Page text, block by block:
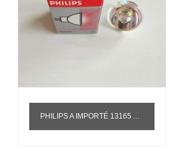
PHILIPS A IMPORTÉ 13165 AMPOULE POLYMÉRISÉE 14V35W DENTAIRE LUMIÈRE BLEUE MACHINE DE POLYMÉRISATION GZ4